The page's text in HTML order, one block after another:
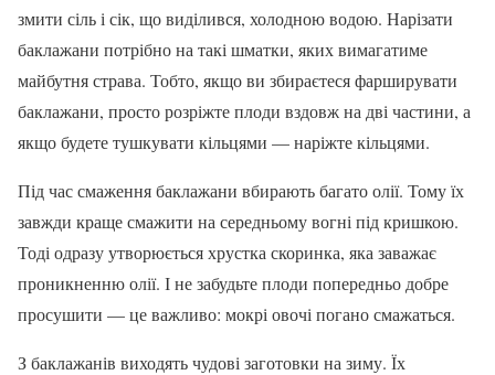
змити сіль і сік, що виділився, холодною водою. Нарізати
баклажани потрібно на такі шматки, яких вимагатиме
майбутня страва. Тобто, якщо ви збираєтеся фарширувати
баклажани, просто розріжте плоди вздовж на дві частини, а
якщо будете тушкувати кільцями — наріжте кільцями.
Під час смаження баклажани вбирають багато олії. Тому їх
завжди краще смажити на середньому вогні під кришкою.
Тоді одразу утворюється хрустка скоринка, яка заважає
проникненню олії. І не забудьте плоди попередньо добре
просушити — це важливо: мокрі овочі погано смажаться.
З баклажанів виходять чудові заготовки на зиму. Їх